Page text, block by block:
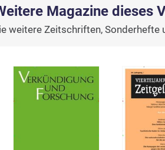
Magazine dieses
weitere Zeitschriften, Sonderhefte